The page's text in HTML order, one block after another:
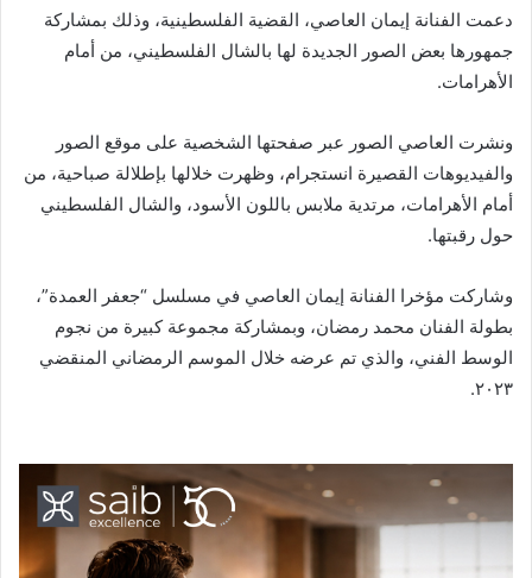
دعمت الفنانة إيمان العاصي، القضية الفلسطينية، وذلك بمشاركة
جمهورها بعض الصور الجديدة لها بالشال الفلسطيني، من أمام
الأهرامات.
ونشرت العاصي الصور عبر صفحتها الشخصية على موقع الصور
والفيديوهات القصيرة انستجرام، وظهرت خلالها بإطلالة صباحية، من
أمام الأهرامات، مرتدية ملابس باللون الأسود، والشال الفلسطيني
حول رقبتها.
وشاركت مؤخرا الفنانة إيمان العاصي في مسلسل “جعفر العمدة”،
بطولة الفنان محمد رمضان، وبمشاركة مجموعة كبيرة من نجوم
الوسط الفني، والذي تم عرضه خلال الموسم الرمضاني المنقضي
٢٠٢٣.